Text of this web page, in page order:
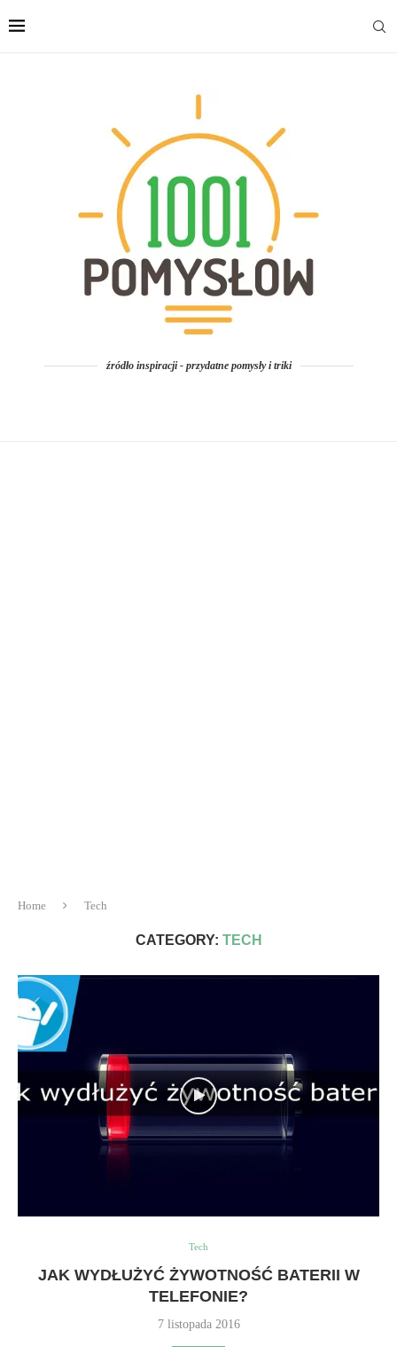
źródło inspiracji - przydatne pomysły i triki
Home Tech
CATEGORY: TECH
Tech
JAK WYDŁUŻYĆ ŻYWOTNOŚĆ BATERII W
TELEFONIE?
7 listopada 2016